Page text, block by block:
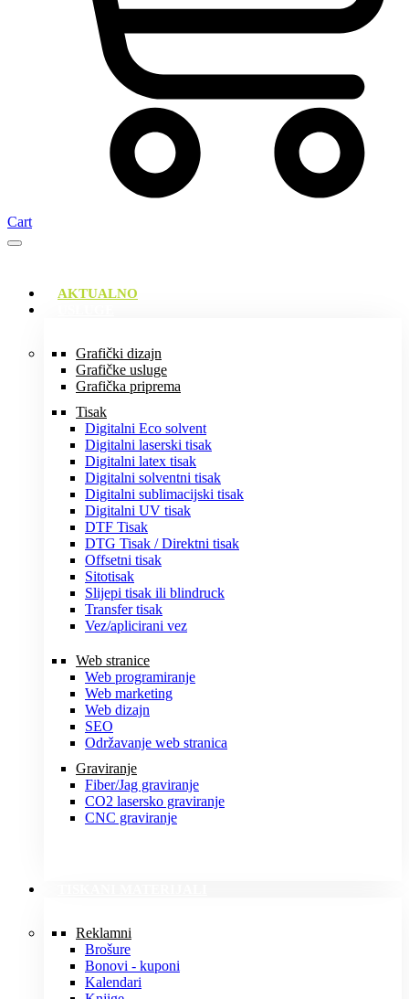
Cart
AKTUALNO
Grafički dizajn
Grafičke usluge
Grafička priprema
Tisak
Digitalni Eco solvent
Digitalni laserski tisak
Digitalni latex tisak
Digitalni solventni tisak
Digitalni sublimacijski tisak
Digitalni UV tisak
DTF Tisak
DTG Tisak / Direktni tisak
Offsetni tisak
Sitotisak
Slijepi tisak ili blindruck
Transfer tisak
Vez/aplicirani vez
Web stranice
Web programiranje
Web marketing
Web dizajn
SEO
Održavanje web stranica
Graviranje
Fiber/Jag graviranje
CO2 lasersko graviranje
CNC graviranje
Reklamni
Brošure
Bonovi - kuponi
Kalendari